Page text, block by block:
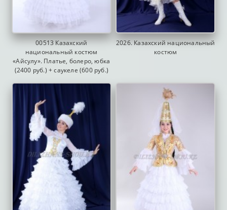
00513 Казахский
национальный костюм
«Айсулу». Платье, болеро, юбка
(2400 руб.) + саукеле (600 руб.)
2026. Казахский национальный
костюм